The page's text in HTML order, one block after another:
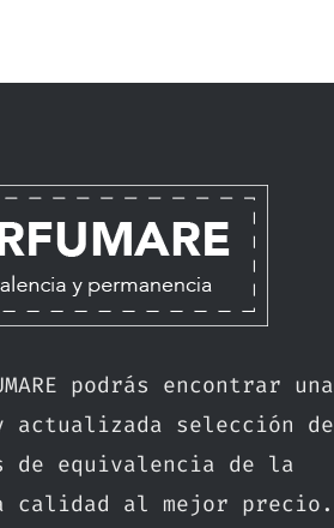
podrás encontrar una
actualizada selección de
de equivalencia de la
calidad al mejor precio.